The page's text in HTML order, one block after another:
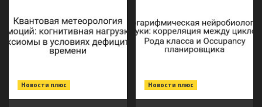
Новости плюс Новости плюс